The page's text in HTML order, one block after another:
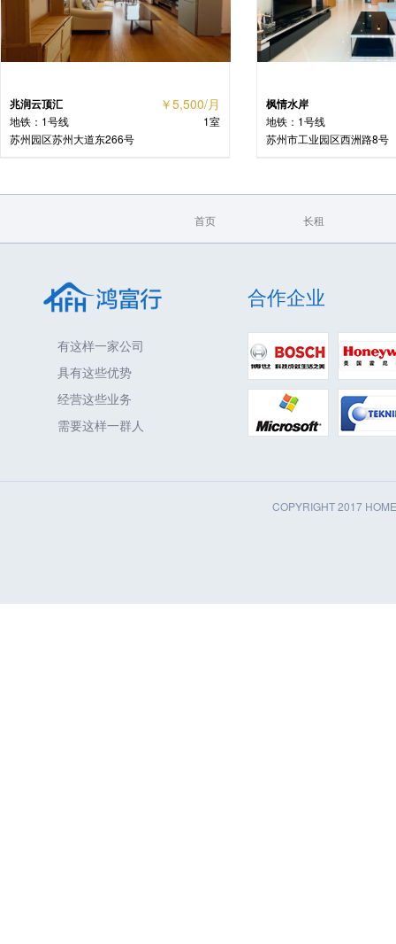
兆润云顶汇
地铁：1号线
苏州园区苏州大道东266号
￥5,500/月
1室
枫情水岸
地铁：1号线
苏州市工业园区西洲路8号
首页 长租
有这样一家公司
具有这些优势
经营这些业务
需要这样一群人
合作企业
COPYRIGHT 2017